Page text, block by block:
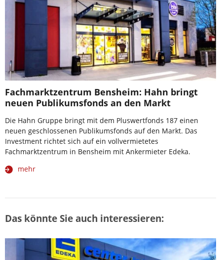
Fachmarktzentrum Bensheim: Hahn bringt
neuen Publikumsfonds an den Markt
Die Hahn Gruppe bringt mit dem Pluswertfonds 187 einen
neuen geschlossenen Publikumsfonds auf den Markt. Das
Investment richtet sich auf ein vollvermietetes
Fachmarktzentrum in Bensheim mit Ankermieter Edeka.
mehr
Das könnte Sie auch interessieren: